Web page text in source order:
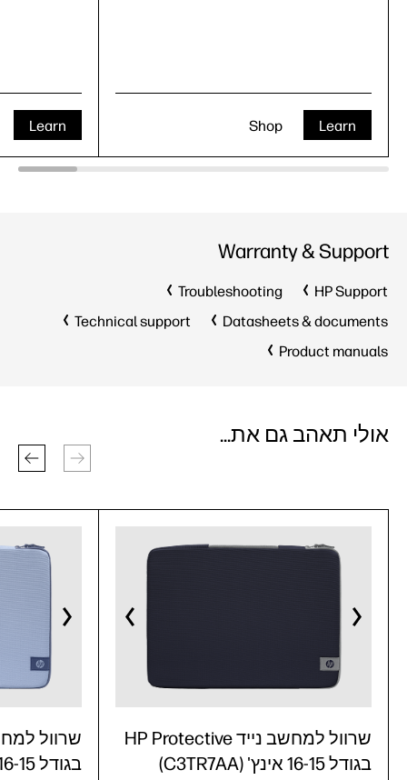
Learn Learn
Shop
Warranty & Support
HP Support
Troubleshooting
Datasheets & documents
Technical support
Product manuals
אולי תאהב גם את...
בגודל 16-15 אינץ' (C3TR6AA)
שרוול למחשב נייד HP Protective
בגודל 16-15 אינץ' (C3TR7AA)